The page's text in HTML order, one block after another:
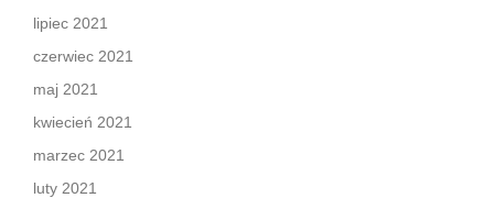
lipiec 2021
czerwiec 2021
maj 2021
kwiecień 2021
marzec 2021
luty 2021